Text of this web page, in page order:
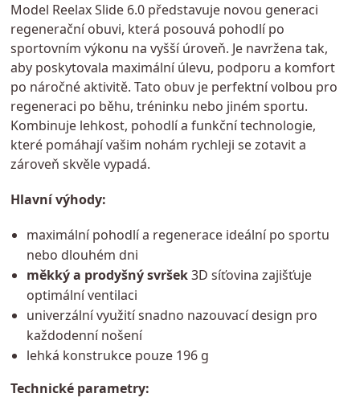
Model Reelax Slide 6.0 představuje novou generaci
regenerační obuvi, která posouvá pohodlí po
sportovním výkonu na vyšší úroveň. Je navržena tak,
aby poskytovala maximální úlevu, podporu a komfort
po náročné aktivitě. Tato obuv je perfektní volbou pro
regeneraci po běhu, tréninku nebo jiném sportu.
Kombinuje lehkost, pohodlí a funkční technologie,
které pomáhají vašim nohám rychleji se zotavit a
zároveň skvěle vypadá.
Hlavní výhody:
maximální pohodlí a regenerace ideální po sportu
nebo dlouhém dni
měkký a prodyšný svršek3D síťovina zajišťuje
optimální ventilaci
univerzální využití snadno nazouvací design pro
každodenní nošení
lehká konstrukce pouze 196 g
Technické parametry: